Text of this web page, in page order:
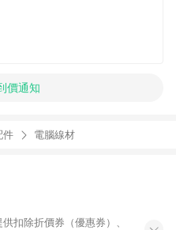
價通知
件 電腦線材